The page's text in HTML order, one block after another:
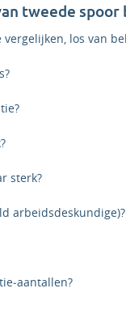
tweede spoor
los van
sterk?
arbeidsdeskundige)?